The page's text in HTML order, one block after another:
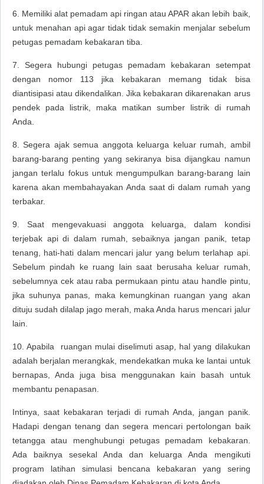
6. Memiliki alat pemadam api ringan atau APAR akan lebih baik,
untuk menahan api agar tidak tidak semakin menjalar sebelum
petugas pemadam kebakaran tiba.
7. Segera hubungi petugas pemadam kebakaran setempat
dengan nomor 113 jika kebakaran memang tidak bisa
diantisipasi atau dikendalikan. Jika kebakaran dikarenakan arus
pendek pada listrik, maka matikan sumber listrik di rumah
Anda.
8. Segera ajak semua anggota keluarga keluar rumah, ambil
barang-barang penting yang sekiranya bisa dijangkau namun
jangan terlalu fokus untuk mengumpulkan barang-barang lain
karena akan membahayakan Anda saat di dalam rumah yang
terbakar.
9. Saat mengevakuasi anggota keluarga, dalam kondisi
terjebak api di dalam rumah, sebaiknya jangan panik, tetap
tenang, hati-hati dalam mencari jalur yang belum terlahap api.
Sebelum pindah ke ruang lain saat berusaha keluar rumah,
sebelumnya cek atau raba permukaan pintu atau handle pintu,
jika suhunya panas, maka kemungkinan ruangan yang akan
dituju sudah dilalap jago merah, maka Anda harus mencari jalur
lain.
10. Apabila ruangan mulai diselimuti asap, hal yang dilakukan
adalah berjalan merangkak, mendekatkan muka ke lantai untuk
bernapas, Anda juga bisa menggunakan kain basah untuk
membantu penapasan.
Intinya, saat kebakaran terjadi di rumah Anda, jangan panik.
Hadapi dengan tenang dan segera mencari pertolongan baik
tetangga atau menghubungi petugas pemadam kebakaran.
Ada baiknya sesekal Anda dan keluarga Anda mengikuti
program latihan simulasi bencana kebakaran yang sering